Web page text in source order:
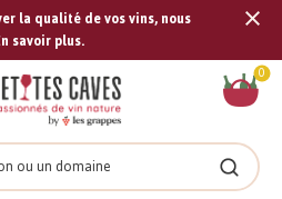
la qualité de vos vins, nous
savoir plus.
0